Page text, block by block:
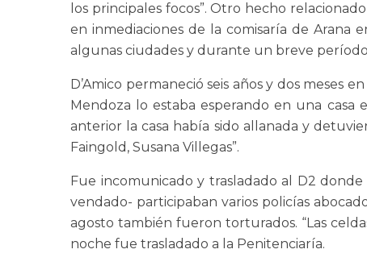
los principales focos”. Otro hecho
en inmediaciones de la comisaría de Arana
algunas ciudades y durante un breve
D’Amico permaneció seis años y dos meses
Mendoza lo estaba esperando en una casa
anterior la casa había sido allanada y
Faingold, Susana Villegas”.
Fue incomunicado y trasladado al D2
vendado- participaban varios policías
agosto también fueron torturados. “Las
noche fue trasladado a la Penitenciaría.